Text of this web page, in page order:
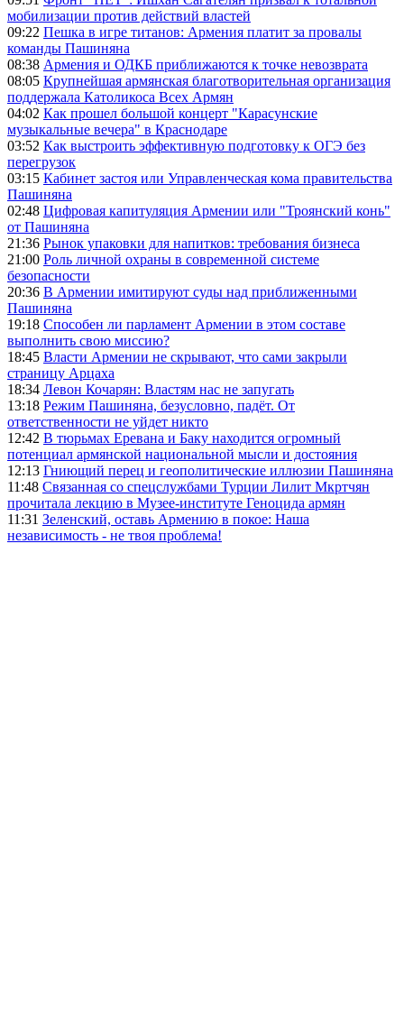
мобилизации против действий властей
09:22 Пешка в игре титанов: Армения платит за провалы
команды Пашиняна
08:38 Армения и ОДКБ приближаются к точке невозврата
08:05 Крупнейшая армянская благотворительная организация
поддержала Католикоса Всех Армян
04:02 Как прошел большой концерт "Карасунские
музыкальные вечера" в Краснодаре
03:52 Как выстроить эффективную подготовку к ОГЭ без
перегрузок
03:15 Кабинет застоя или Управленческая кома правительства
Пашиняна
02:48 Цифровая капитуляция Армении или "Троянский конь"
от Пашиняна
21:36 Рынок упаковки для напитков: требования бизнеса
21:00 Роль личной охраны в современной системе
безопасности
20:36 В Армении имитируют суды над приближенными
Пашиняна
19:18 Способен ли парламент Армении в этом составе
выполнить свою миссию?
18:45 Власти Армении не скрывают, что сами закрыли
страницу Арцаха
18:34 Левон Кочарян: Властям нас не запугать
13:18 Режим Пашиняна, безусловно, падёт. От
ответственности не уйдет никто
12:42 В тюрьмах Еревана и Баку находится огромный
потенциал армянской национальной мысли и достояния
12:13 Гниющий перец и геополитические иллюзии Пашиняна
11:48 Связанная со спецслужбами Турции Лилит Мкртчян
прочитала лекцию в Музее-институте Геноцида армян
11:31 Зеленский, оставь Армению в покое: Наша
независимость - не твоя проблема!